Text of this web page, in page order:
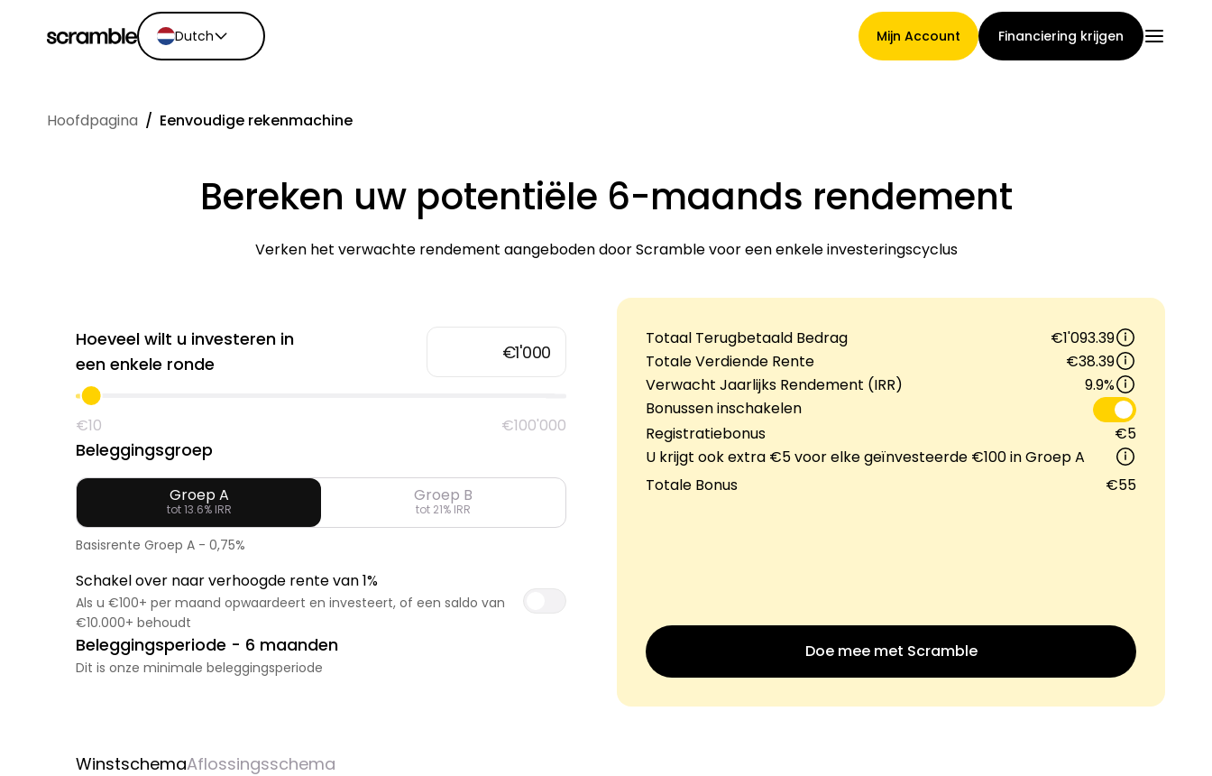
Dutch
Ελληνικά
Eesti keel
Mijn Account Financiering krijgen
Voorwaarden voor
Merkselectie
Blog
Hoofdpagina / Eenvoudige rekenmachine
Bereken uw potentiële 6-maands rendement
Verken het verwachte rendement aangeboden door Scramble voor een enkele investeringscyclus
Hoeveel wilt u investeren in
een enkele ronde
€10 €100'000
Beleggingsgroep
Groep A
tot 13.6% IRR
Groep B
tot 21% IRR
Basisrente Groep A - 0,75%
Schakel over naar verhoogde rente van 1%
Als u €100+ per maand opwaardeert en investeert, of een saldo van
€10.000+ behoudt
Beleggingsperiode - 6 maanden
Dit is onze minimale beleggingsperiode
Totaal Terugbetaald Bedrag
€1'093.39
Totale Verdiende Rente
€38.39
Verwacht Jaarlijks Rendement (IRR)
9.9%
Bonussen inschakelen
Registratiebonus
€5
U krijgt ook extra €5 voor elke geïnvesteerde €100 in Groep A
Totale Bonus
€55
Doe mee met Scramble
WinstschemaAflossingsschema